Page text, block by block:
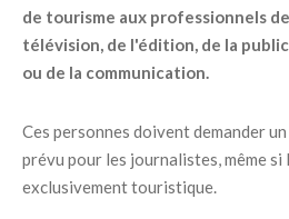
de tourisme aux professionnels
télévision, de l'édition, de la
ou de la communication.
Ces personnes doivent demander
prévu pour les journalistes, même
exclusivement touristique.